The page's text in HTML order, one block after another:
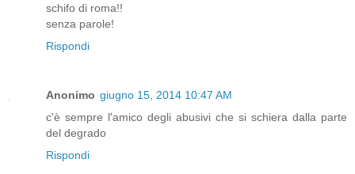
schifo di roma!!
senza parole!
Rispondi
Anonimo giugno 15, 2014 10:47 AM
c'è sempre l'amico degli abusivi che si schiera dalla parte
del degrado
Rispondi